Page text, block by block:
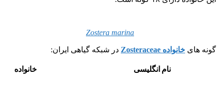
Zostera marina
گونه های خانواده Zosteraceae در شبکه گیاهی ایران:
نام انگلیسی خانواده